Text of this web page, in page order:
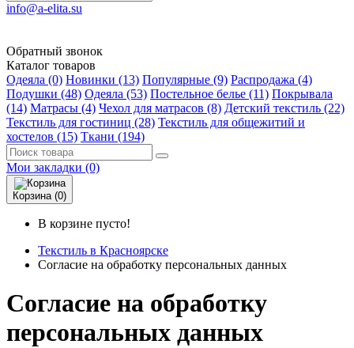
info@a-elita.su
Обратный звонок
Каталог товаров
Одеяла (0) Новинки (13) Популярные (9) Распродажа (4)
Подушки (48) Одеяла (53) Постельное белье (11) Покрывала
(14) Матрасы (4) Чехол для матрасов (8) Детский текстиль (22)
Текстиль для гостиниц (28) Текстиль для общежитий и
хостелов (15) Ткани (194)
Мои закладки (0)
Корзина (0)
В корзине пусто!
Текстиль в Красноярске
Согласие на обработку персональных данных
Согласие на обработку
персональных данных